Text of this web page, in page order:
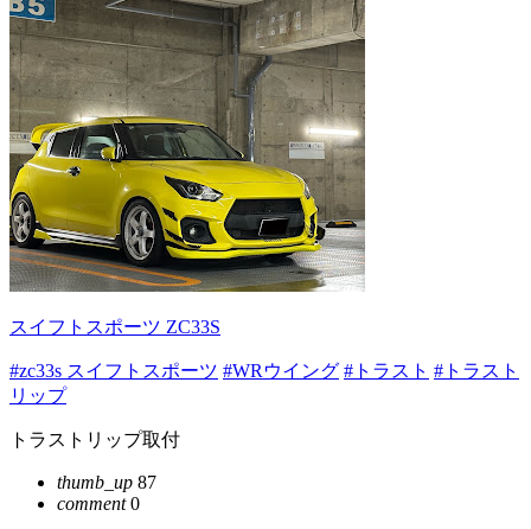
スイフトスポーツ ZC33S
#zc33s スイフトスポーツ #WRウイング #トラスト #トラスト
リップ
トラストリップ取付
thumb_up 87
comment0